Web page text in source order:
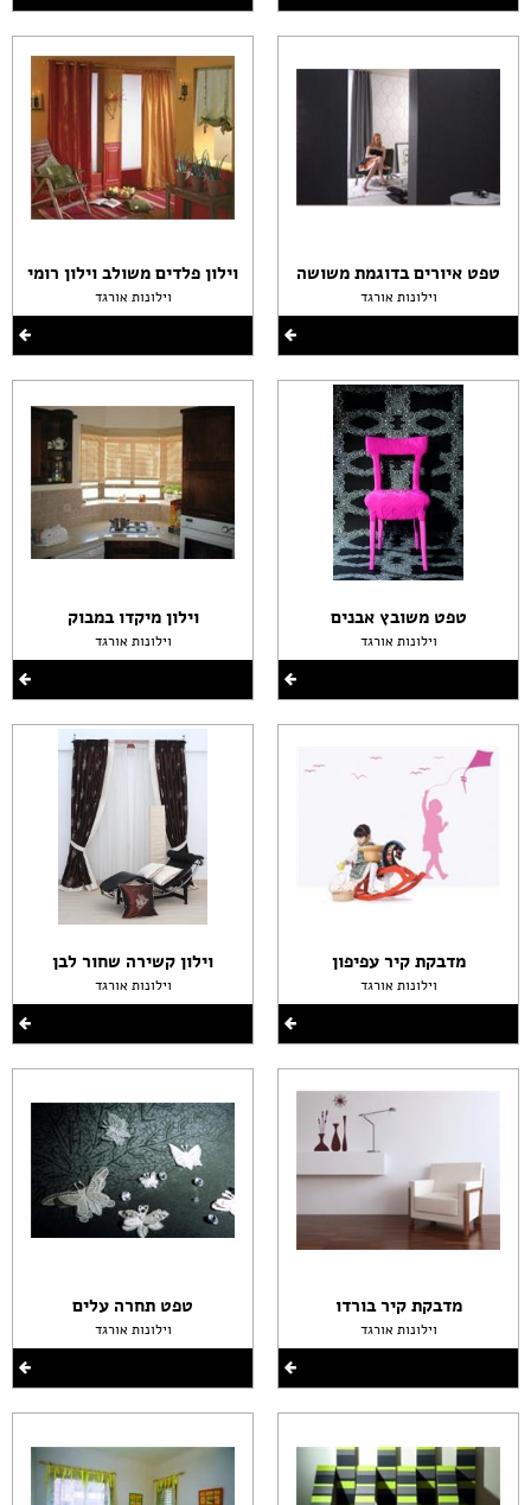
טפט איורים בדוגמת משושה
וילונות אורגד
טפט משובץ אבנים
וילונות אורגד
מדבקת קיר עפיפון
וילונות אורגד
מדבקת קיר בורדו
וילונות אורגד
וילון פלדים משולב וילון רומי
וילונות אורגד
וילון מיקדו במבוק
וילונות אורגד
וילון קשירה שחור לבן
וילונות אורגד
טפט תחרה עלים
וילונות אורגד